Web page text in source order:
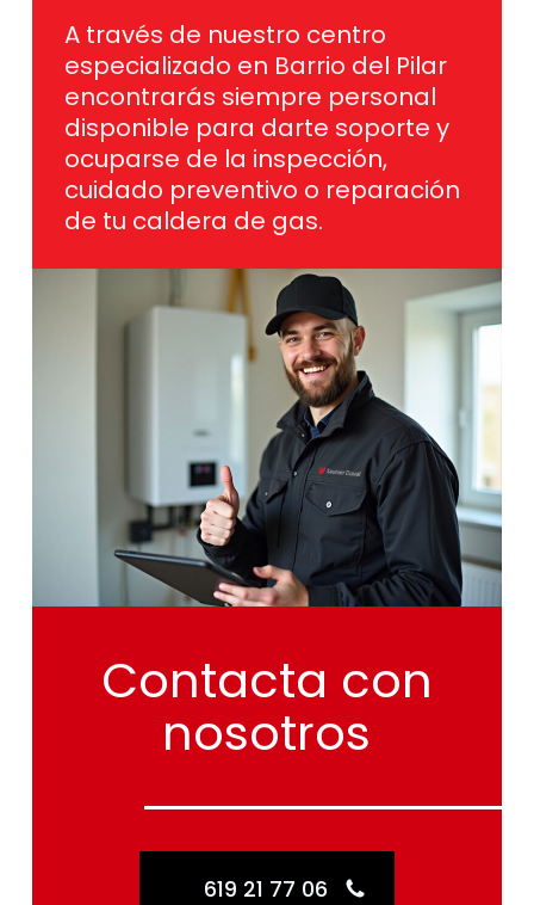
A través de nuestro centro
especializado en Barrio del Pilar
encontrarás siempre personal
disponible para darte soporte y
ocuparse de la inspección,
cuidado preventivo o reparación
de tu caldera de gas.
Contacta con
nosotros
619 21 77 06